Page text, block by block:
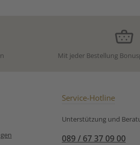
Mit jeder Bestellung
Service-Hotline
Unterstützung und
089 / 67 37 09 00